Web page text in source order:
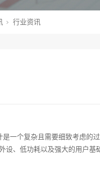
行业资讯
是一个复杂且需要细致考虑的
设、低功耗以及强大的用户基